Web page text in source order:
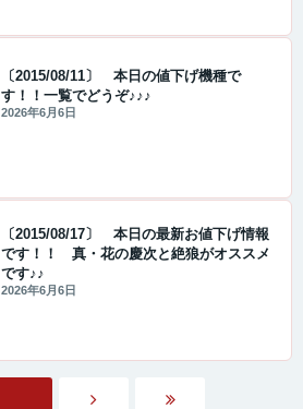
〔2015/08/11〕 本日の値下げ機種で
す！！一覧でどうぞ♪♪♪
2026年6月6日
〔2015/08/17〕 本日の最新お値下げ情報
です！！ 真・花の慶次と絶狼がオススメ
です♪♪
2026年6月6日